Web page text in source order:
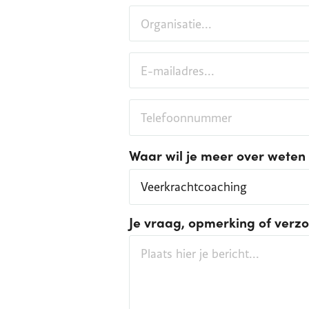
Organisatie
E-mailadres
Waar wil je meer over weten
Waar wil je meer over weten
Je vraag, opmerking of